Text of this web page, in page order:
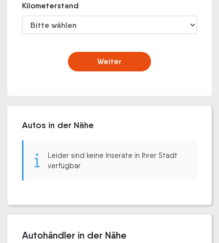
Kilometerstand
Weiter
Autos in der Nähe
Leider sind keine Inserate in Ihrer Stadt
verfügbar
Autohändler in der Nähe